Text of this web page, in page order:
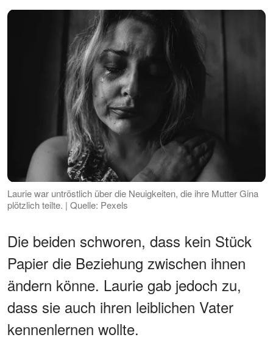
Laurie war untröstlich über die Neuigkeiten, die ihre Mutter Gina
plötzlich teilte. | Quelle: Pexels
Die beiden schworen, dass kein Stück
Papier die Beziehung zwischen ihnen
ändern könne. Laurie gab jedoch zu,
dass sie auch ihren leiblichen Vater
kennenlernen wollte.